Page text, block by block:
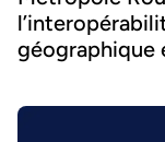
géographique